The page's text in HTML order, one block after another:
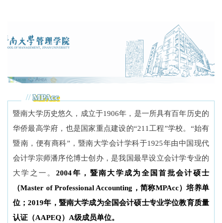
// MPAcc
暨南大学历史悠久，成立于1906年，是一所具有百年历史的
华侨最高学府，也是国家重点建设的“211工程”学校。“始有
暨南，便有商科”，暨南大学会计学科于1925年由中国现代
会计学宗师潘序伦博士创办，是我国最早设立会计学专业的
大学之一。 2004年，暨南大学成为全国首批会计硕士
（Master of Professional Accounting，简称MPAcc）培养单
位；2019年，暨南大学成为全国会计硕士专业学位教育质量
认证（AAPEQ）A级成员单位。